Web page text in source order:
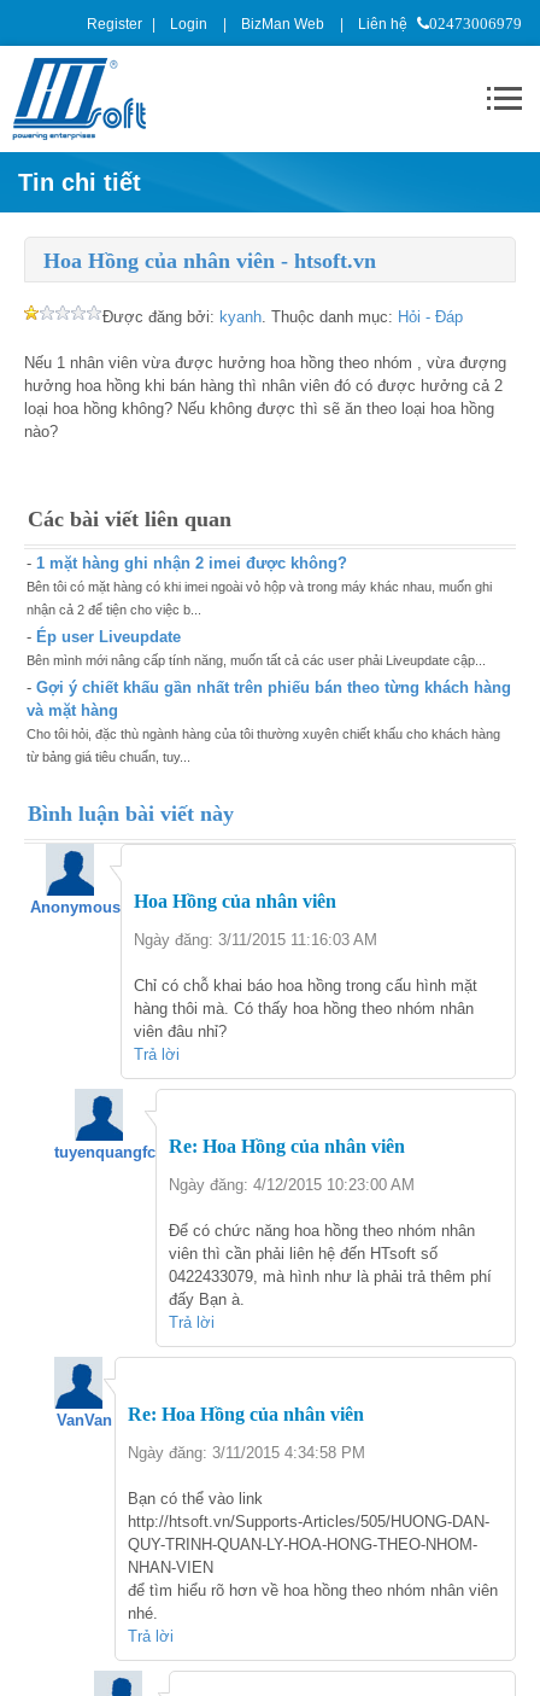
Register Login BizMan Web Liên hệ 02473006979
Tin chi tiết
Hoa Hồng của nhân viên - htsoft.vn
Được đăng bởi: kyanh. Thuộc danh mục: Hỏi - Đáp
Nếu 1 nhân viên vừa được hưởng hoa hồng theo nhóm , vừa đượng
hưởng hoa hồng khi bán hàng thì nhân viên đó có được hưởng cả 2
loại hoa hồng không? Nếu không được thì sẽ ăn theo loại hoa hồng
nào?
Các bài viết liên quan
- 1 mặt hàng ghi nhận 2 imei được không?
Bên tôi có mặt hàng có khi imei ngoài vỏ hộp và trong máy khác nhau, muốn ghi
nhận cả 2 để tiện cho việc b...
- Ép user Liveupdate
Bên mình mới nâng cấp tính năng, muốn tất cả các user phải Liveupdate cập...
- Gợi ý chiết khấu gần nhất trên phiếu bán theo từng khách hàng
và mặt hàng
Cho tôi hỏi, đặc thù ngành hàng của tôi thường xuyên chiết khấu cho khách hàng
từ bảng giá tiêu chuẩn, tuy...
Bình luận bài viết này
Anonymous Hoa Hồng của nhân viên
Ngày đăng: 3/11/2015 11:16:03 AM
Chỉ có chỗ khai báo hoa hồng trong cấu hình mặt
hàng thôi mà. Có thấy hoa hồng theo nhóm nhân
viên đâu nhỉ?
Trả lời
tuyenquangfc Re: Hoa Hồng của nhân viên
Ngày đăng: 4/12/2015 10:23:00 AM
Để có chức năng hoa hồng theo nhóm nhân
viên thì cần phải liên hệ đến HTsoft số
0422433079, mà hình như là phải trả thêm phí
đấy Bạn à.
Trả lời
VanVan Re: Hoa Hồng của nhân viên
Ngày đăng: 3/11/2015 4:34:58 PM
Bạn có thể vào link
http://htsoft.vn/Supports-Articles/505/HUONG-DAN-
QUY-TRINH-QUAN-LY-HOA-HONG-THEO-NHOM-
NHAN-VIEN
để tìm hiểu rõ hơn về hoa hồng theo nhóm nhân viên
nhé.
Trả lời